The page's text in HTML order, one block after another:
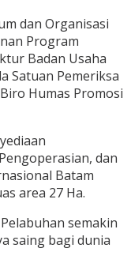
dan Organisasi
Program
Badan Usaha
Satuan Pemeriksa
Humas Promosi
dan
Batam
area 27 Ha.
semakin
saing bagi dunia